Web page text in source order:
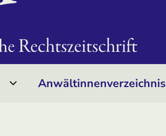
Anwältinnen­verzeichnis